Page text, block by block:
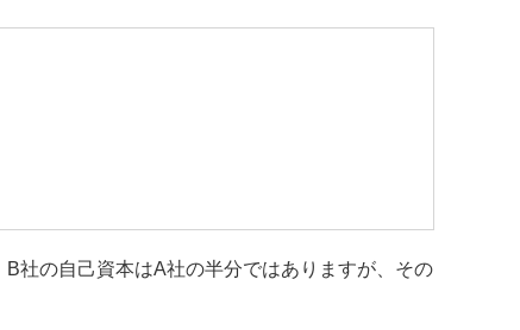
社の自己資本はA社の半分ではありますが、その